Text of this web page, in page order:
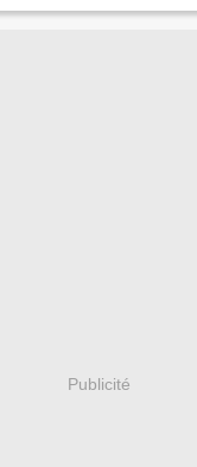
Publicité